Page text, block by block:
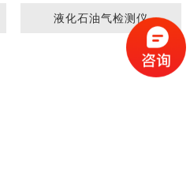
液化石油气检测仪